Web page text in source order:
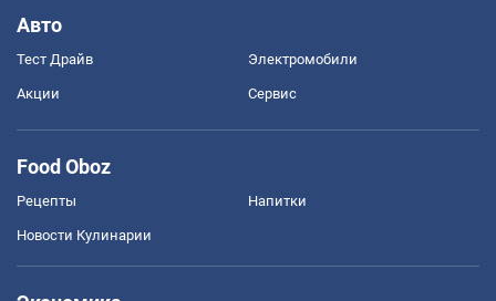
Авто
Тест Драйв Электромобили
Акции Сервис
Food Oboz
Рецепты Напитки
Новости Кулинарии